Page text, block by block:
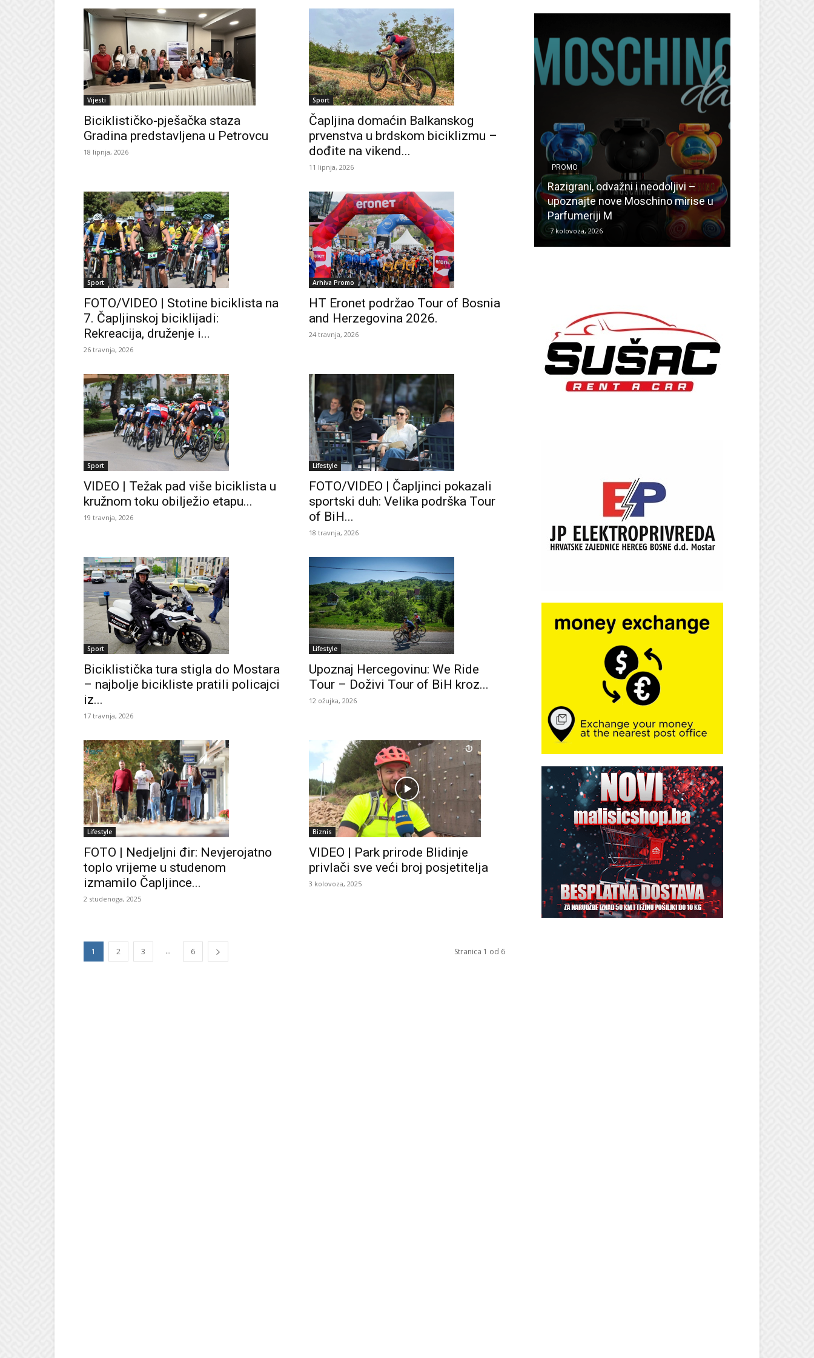
Vijesti
Biciklističko-pješačka staza
Gradina predstavljena u Petrovcu
18 lipnja, 2026
Sport
Čapljina domaćin Balkanskog
prvenstva u brdskom biciklizmu –
dođite na vikend...
11 lipnja, 2026
Sport
FOTO/VIDEO | Stotine biciklista na
7. Čapljinskoj biciklijadi:
Rekreacija, druženje i...
26 travnja, 2026
Arhiva Promo
HT Eronet podržao Tour of Bosnia
and Herzegovina 2026.
24 travnja, 2026
Sport
VIDEO | Težak pad više biciklista u
kružnom toku obilježio etapu...
19 travnja, 2026
Lifestyle
FOTO/VIDEO | Čapljinci pokazali
sportski duh: Velika podrška Tour
of BiH...
18 travnja, 2026
Sport
Biciklistička tura stigla do Mostara
– najbolje bicikliste pratili policajci
iz...
17 travnja, 2026
Lifestyle
Upoznaj Hercegovinu: We Ride
Tour – Doživi Tour of BiH kroz...
12 ožujka, 2026
Lifestyle
FOTO | Nedjeljni đir: Nevjerojatno
toplo vrijeme u studenom
izmamilo Čapljince...
2 studenoga, 2025
Biznis
VIDEO | Park prirode Blidinje
privlači sve veći broj posjetitelja
3 kolovoza, 2025
1 2 3 ... 6 Stranica 1 od 6
PROMO
Razigrani, odvažni i neodoljivi –
upoznajte nove Moschino mirise u
Parfumeriji M
7 kolovoza, 2026